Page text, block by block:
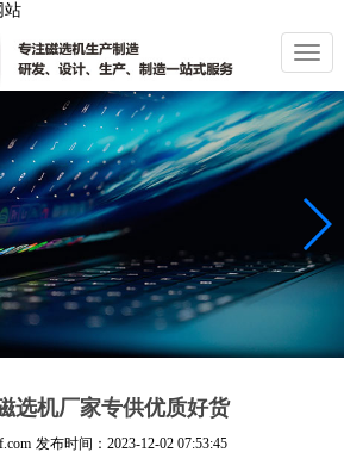
站
切
换
导
航
选机厂家专供优质好货
发布时间： 2023-12-02 07:53:45